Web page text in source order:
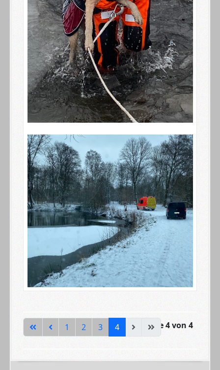
Seite 4 von 4
1 2 3 4